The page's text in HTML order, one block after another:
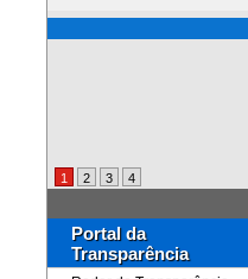
1 2 3 4
Portal da
Transparência